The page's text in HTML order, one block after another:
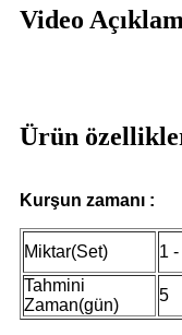
Video
Ürün
Kurşun zamanı :
Miktar(Set) 1
Tahmini
Zaman(gün)
5